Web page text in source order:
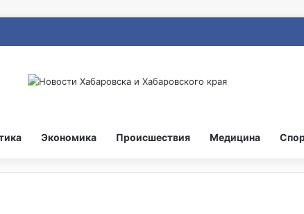
Экономика Происшествия Медицина